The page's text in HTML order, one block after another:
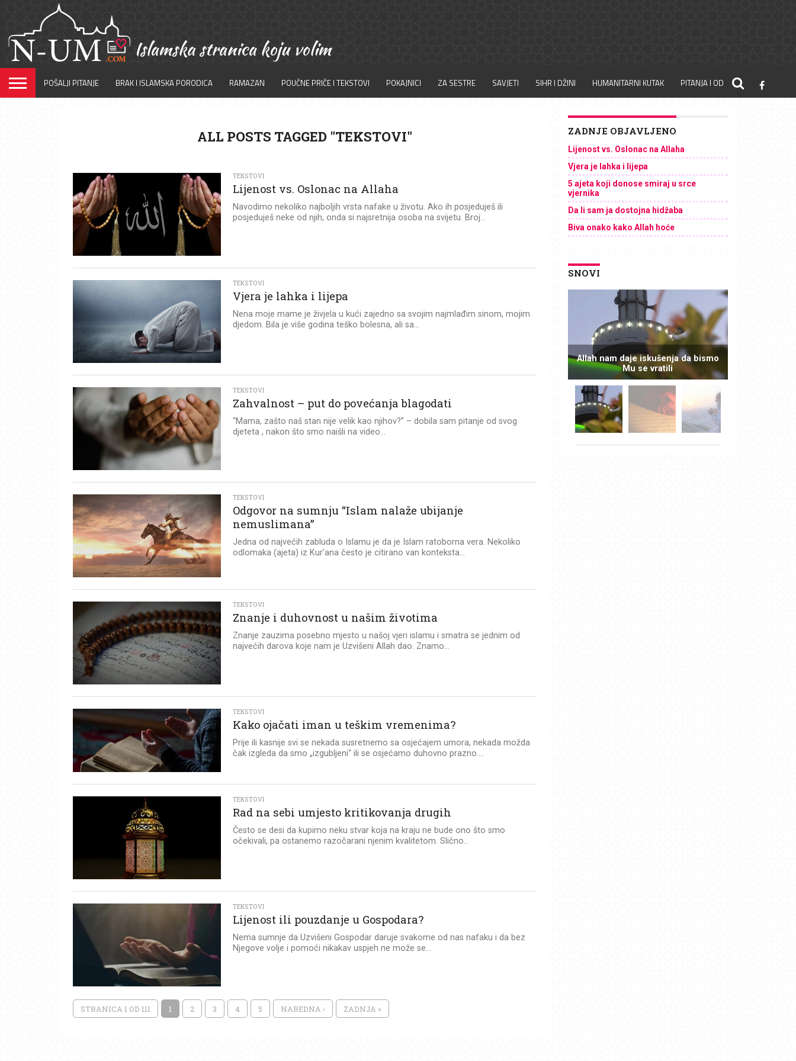
POŠALJI PITANJE BRAK I ISLAMSKA PORODICA RAMAZAN POUČNE PRIČE I TEKSTOVI POKAJNICI ZA SESTRE SAVJETI SIHR I DŽINI HUMANITARNI KUTAK PITANJA I ODGOVORI
ALL POSTS TAGGED "TEKSTOVI"
TEKSTOVI
Lijenost vs. Oslonac na Allaha
Navodimo nekoliko najboljih vrsta nafake u životu. Ako ih posjeduješ ili
posjeduješ neke od njih, onda si najsretnija osoba na svijetu. Broj...
TEKSTOVI
Vjera je lahka i lijepa
Nena moje mame je živjela u kući zajedno sa svojim najmlađim sinom, mojim
djedom. Bila je više godina teško bolesna, ali sa...
TEKSTOVI
Zahvalnost – put do povećanja blagodati
“Mama, zašto naš stan nije velik kao njihov?” – dobila sam pitanje od svog
djeteta , nakon što smo naišli na video...
TEKSTOVI
Odgovor na sumnju “Islam nalaže ubijanje
nemuslimana”
Jedna od najvećih zabluda o Islamu je da je Islam ratoborna vera. Nekoliko
odlomaka (ajeta) iz Kur’ana često je citirano van konteksta...
TEKSTOVI
Znanje i duhovnost u našim životima
Znanje zauzima posebno mjesto u našoj vjeri islamu i smatra se jednim od
najvećih darova koje nam je Uzvišeni Allah dao. Znamo...
TEKSTOVI
Kako ojačati iman u teškim vremenima?
Prije ili kasnije svi se nekada susretnemo sa osjećajem umora, nekada možda
čak izgleda da smo „izgubljeni“ ili se osjećamo duhovno prazno....
TEKSTOVI
Rad na sebi umjesto kritikovanja drugih
Često se desi da kupimo neku stvar koja na kraju ne bude ono što smo
očekivali, pa ostanemo razočarani njenim kvalitetom. Slično...
TEKSTOVI
Lijenost ili pouzdanje u Gospodara?
Nema sumnje da Uzvišeni Gospodar daruje svakome od nas nafaku i da bez
Njegove volje i pomoći nikakav uspjeh ne može se...
STRANICA 1 OD 111 1 2 3 4 5 NAREDNA › ZADNJA »
ZADNJE OBJAVLJENO
Lijenost vs. Oslonac na Allaha
Vjera je lahka i lijepa
5 ajeta koji donose smiraj u srce
vjernika
Da li sam ja dostojna hidžaba
Biva onako kako Allah hoće
SNOVI
Allah nam daje iskušenja da bismo
Mu se vratili